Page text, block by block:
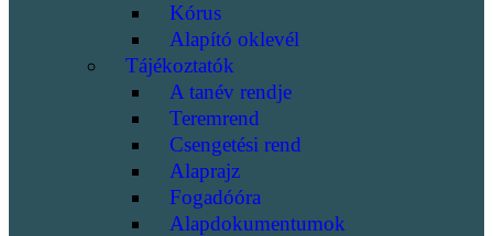
Kórus
Alapító oklevél
Tájékoztatók
A tanév rendje
Teremrend
Csengetési rend
Alaprajz
Fogadóóra
Alapdokumentumok